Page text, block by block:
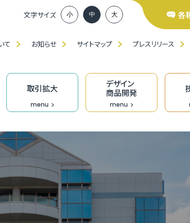
文字サイズ 小 中 大 各
て お知らせ サイトマップ プレスリリース
無料IT相談窓口
企業診断・コンサルティング
成金
過去の採択者一覧
ふくい創業活性化事業（成
［福井県］ＵＩターン創業補
）
ものづくり企業の生産性向
オンデマンド型リスキリン
Business）
取引拡大
menu
デザイン
商品開発
menu
デザイン情報提供
）
技術情報誌「テクノふくい」
成長産業分野の開発・売込
DX専門家派遣事業
伴走型ＤＸ戦略策定支援事